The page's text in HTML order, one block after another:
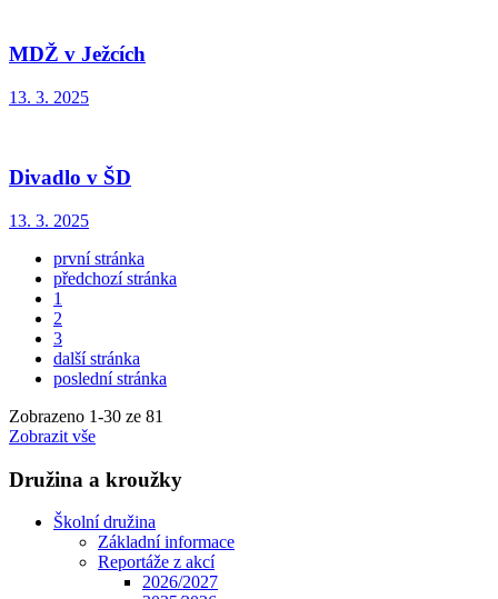
MDŽ v Ježcích
13. 3. 2025
Divadlo v ŠD
13. 3. 2025
první stránka
předchozí stránka
1
2
3
další stránka
poslední stránka
Zobrazeno 1-30 ze 81
Zobrazit vše
Družina a kroužky
Školní družina
Základní informace
Reportáže z akcí
2026/2027